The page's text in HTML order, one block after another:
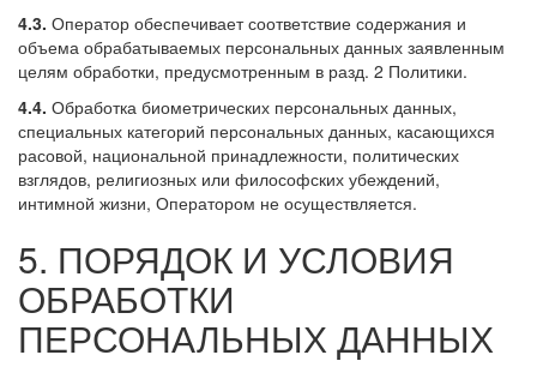
4.3. Оператор обеспечивает соответствие содержания и
объема обрабатываемых персональных данных заявленным
целям обработки, предусмотренным в разд. 2 Политики.
4.4. Обработка биометрических персональных данных,
специальных категорий персональных данных, касающихся
расовой, национальной принадлежности, политических
взглядов, религиозных или философских убеждений,
интимной жизни, Оператором не осуществляется.
5. ПОРЯДОК И УСЛОВИЯ
ОБРАБОТКИ
ПЕРСОНАЛЬНЫХ ДАННЫХ